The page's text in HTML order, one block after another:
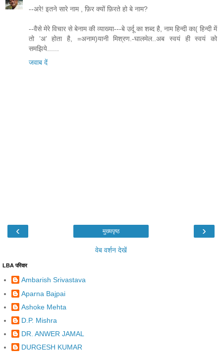
--अरे! इतने सारे नाम , फ़िर क्यों फ़िरते हो बे नाम?
--वैसे मेरे विचार से बेनाम की व्याख्या---बे उर्दू का शब्द है, नाम हिन्दी का( हिन्दी में
तो ’अ’ होता है, =अनाम)यानी मिश्रण.-घालमेल..अब स्वयं ही स्वयं को
समझिये......
जवाब दें
‹ ›
मुख्यपृष्ठ
वेब वर्शन देखें
LBA परिवार
Ambarish Srivastava
Aparna Bajpai
Ashoke Mehta
D.P. Mishra
DR. ANWER JAMAL
DURGESH KUMAR